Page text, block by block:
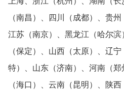
（南昌）、四川（成都）、贵
江苏（南京）、黑龙江（哈尔
（保定）、山西（太原）、辽
特）、山东（济南）、河南（
（海口）、云南（昆明）、陕